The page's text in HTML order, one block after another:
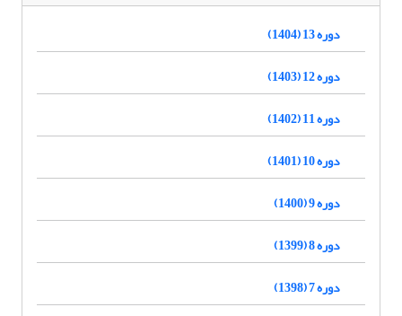
دوره 13 (1404)
دوره 12 (1403)
دوره 11 (1402)
دوره 10 (1401)
دوره 9 (1400)
دوره 8 (1399)
دوره 7 (1398)